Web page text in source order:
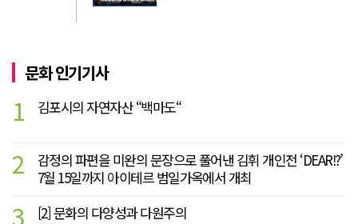
문화 인기기사
1 김포시의 자연자산 “백마도“
2
감정의 파편을 미완의 문장으로 풀어낸 김휘 개인전 ‘DEAR!?’
7월 15일까지 아이테르 범일가옥에서 개최
3 [2] 문화의 다양성과 다원주의